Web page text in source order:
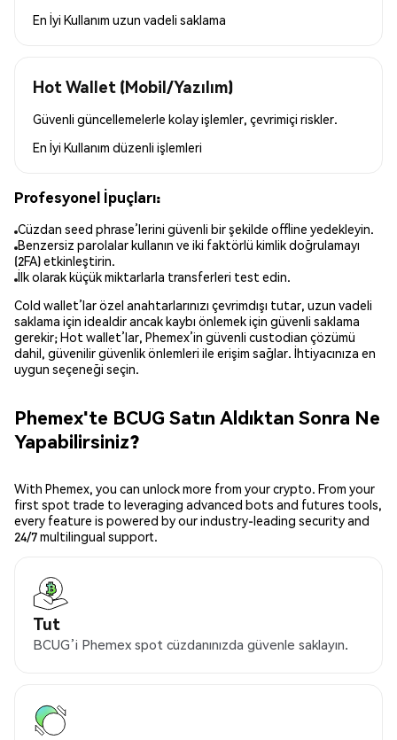
En İyi Kullanım uzun vadeli saklama
Hot Wallet (Mobil/Yazılım)
Güvenli güncellemelerle kolay işlemler, çevrimiçi riskler.
En İyi Kullanım düzenli işlemleri
Profesyonel İpuçları:
Cüzdan seed phrase’lerini güvenli bir şekilde offline yedekleyin.
Benzersiz parolalar kullanın ve iki faktörlü kimlik doğrulamayı
(2FA) etkinleştirin.
İlk olarak küçük miktarlarla transferleri test edin.
Cold wallet’lar özel anahtarlarınızı çevrimdışı tutar, uzun vadeli
saklama için idealdir ancak kaybı önlemek için güvenli saklama
gerekir; Hot wallet’lar, Phemex’in güvenli custodian çözümü
dahil, güvenilir güvenlik önlemleri ile erişim sağlar. İhtiyacınıza en
uygun seçeneği seçin.
Phemex'te BCUG Satın Aldıktan Sonra Ne
Yapabilirsiniz?
With Phemex, you can unlock more from your crypto. From your
first spot trade to leveraging advanced bots and futures tools,
every feature is powered by our industry-leading security and
24/7 multilingual support.
Tut
BCUG’i Phemex spot cüzdanınızda güvenle saklayın.